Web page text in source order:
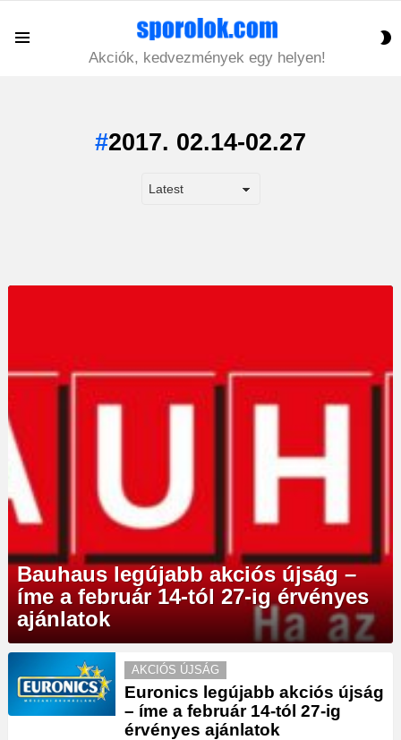
Akciók, kedvezmények egy helyen!
2017. 02.14-02.27
Bauhaus legújabb akciós újság –
íme a február 14-tól 27-ig érvényes
ajánlatok
MORE
STORIES
AKCIÓS ÚJSÁG
Euronics legújabb akciós újság
– íme a február 14-tól 27-ig
érvényes ajánlatok